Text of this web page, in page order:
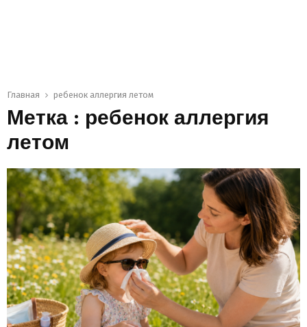
Главная ребенок аллергия летом
Метка : ребенок аллергия
летом